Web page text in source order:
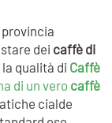
dei caffè di
qualità di Caffè
di un vero caffè
cialde